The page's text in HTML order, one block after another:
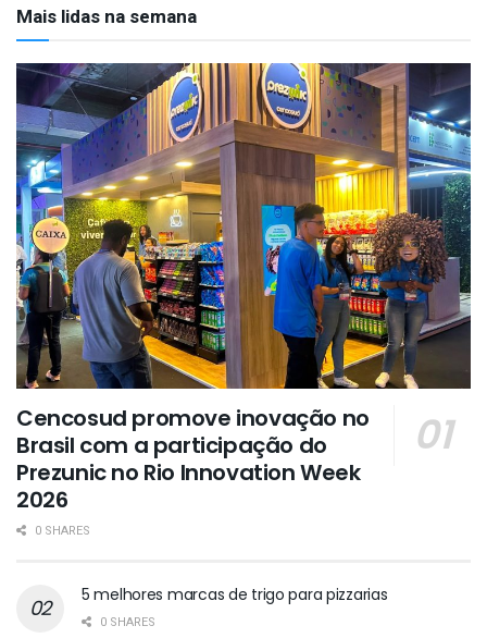
Mais lidas na semana
Cencosud promove inovação no
Brasil com a participação do
Prezunic no Rio Innovation Week
2026
0 SHARES
5 melhores marcas de trigo para pizzarias
0 SHARES